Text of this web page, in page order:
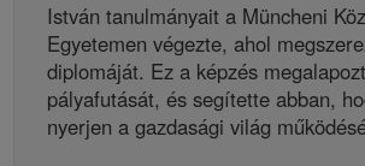
István tanulmányait a Müncheni
Egyetemen végezte, ahol
diplomáját. Ez a képzés
pályafutását, és segítette abban,
nyerjen a gazdasági világ